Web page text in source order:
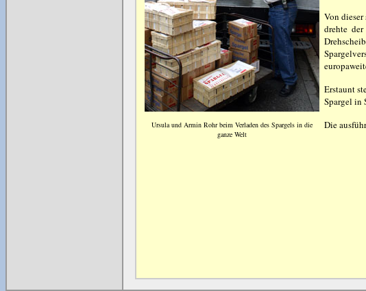
Ursula und Armin Rohr beim Verladen des Spargels in die
ganze Welt
Von
drehte
Erstaunt
Spargel in
Die